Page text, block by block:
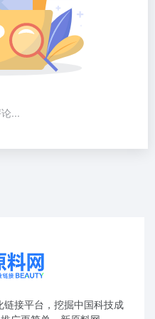
...
接平台，挖掘中国科技成